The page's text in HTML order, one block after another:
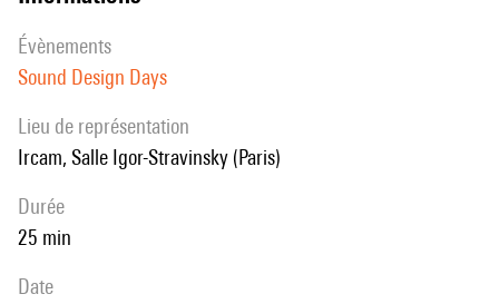
évènements
Sound Design Days
Lieu de représentation
Ircam, Salle Igor-Stravinsky (Paris)
durée
25 min
date